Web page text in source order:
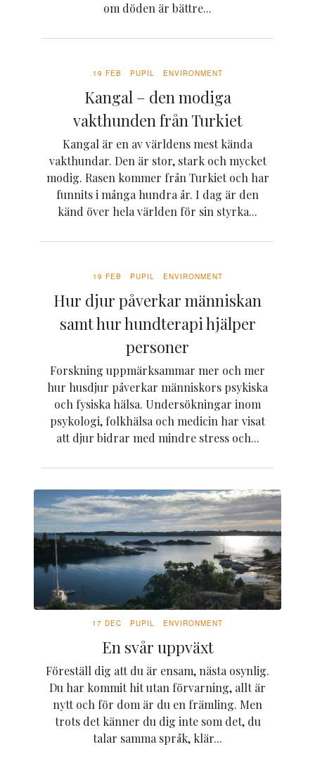
om döden är bättre...
19 FEB PUPIL ENVIRONMENT
Kangal – den modiga
vakthunden från Turkiet
Kangal är en av världens mest kända
vakthundar. Den är stor, stark och mycket
modig. Rasen kommer från Turkiet och har
funnits i många hundra år. I dag är den
känd över hela världen för sin styrka...
19 FEB PUPIL ENVIRONMENT
Hur djur påverkar människan
samt hur hundterapi hjälper
personer
Forskning uppmärksammar mer och mer
hur husdjur påverkar människors psykiska
och fysiska hälsa. Undersökningar inom
psykologi, folkhälsa och medicin har visat
att djur bidrar med mindre stress och...
17 DEC PUPIL ENVIRONMENT
En svår uppväxt
Föreställ dig att du är ensam, nästa osynlig.
Du har kommit hit utan förvarning, allt är
nytt och för dom är du en främling. Men
trots det känner du dig inte som det, du
talar samma språk, klär...